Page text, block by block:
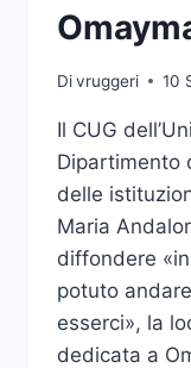
Divruggeri 10
Il CUG
Dipartimento
delle
Maria
diffondere
potuto
esserci», la
dedicata a